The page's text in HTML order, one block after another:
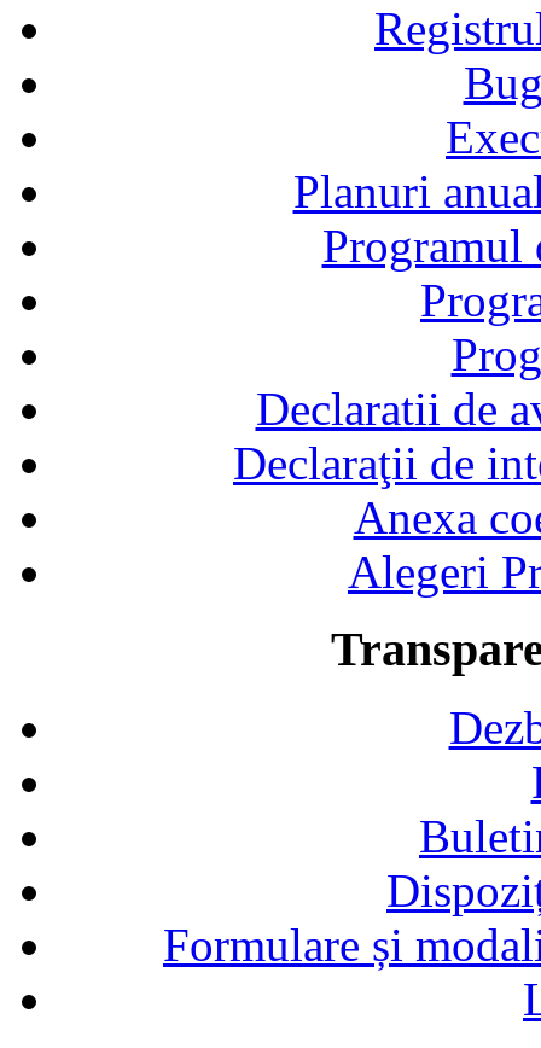
Planuri
Declaratii de
Declaraţii de
Anexa
Alegeri
Formulare și